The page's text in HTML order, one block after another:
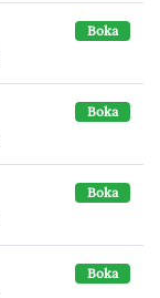
Boka
Boka
Boka
Boka